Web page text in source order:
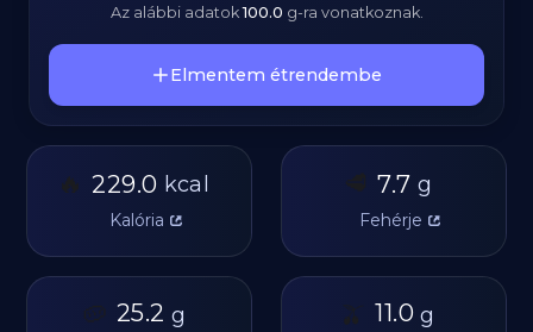
Az alábbi adatok100.0 g-ra vonatkoznak.
Elmentem étrendembe
🔥 229.0 kcal
Kalória
🥩 7.7 g
Fehérje
🥔 25.2 g 🫒 11.0 g